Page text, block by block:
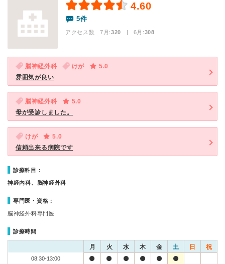
4.60
5件
アクセス数 7月:320 | 6月:308
脳神経外科 けが
5.0
雰囲気が良い
脳神経外科
5.0
母が受診しました。
けが
5.0
信頼出来る病院です
診療科目：
神経内科、脳神経外科
専門医・資格：
脳神経外科専門医
診療時間
月 火 水 木 金 土 日 祝
08:30-13:00